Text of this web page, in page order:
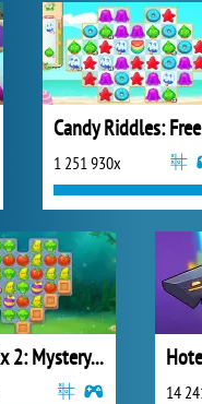
1 251 930x
Vega Mix 2: Mystery of Island
14